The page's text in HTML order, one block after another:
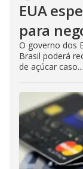
EUA
para
O governo dos
Brasil poderá
de açúcar caso...